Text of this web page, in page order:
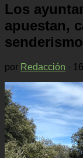
Los
apuestan,
por Redacción ·